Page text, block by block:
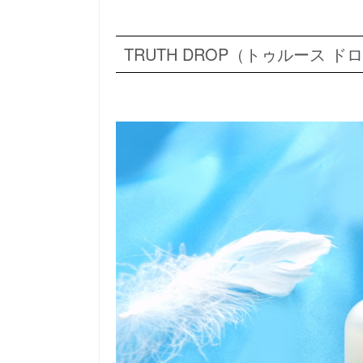
TRUTH DROP（トゥルース ド